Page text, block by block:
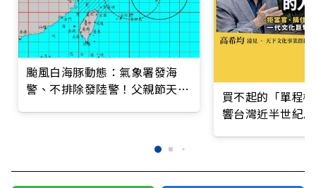
颱風白海豚動態：氣象署發海
警、不排除發陸警！父親節天
買不起的「單程
響台灣近半世紀